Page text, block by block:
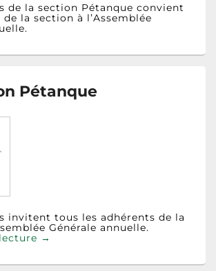
de la section Pétanque convient
la section à l’Assemblée
Pétanque
invitent tous les adhérents de la
Générale annuelle.
AG Section Pétanque
→